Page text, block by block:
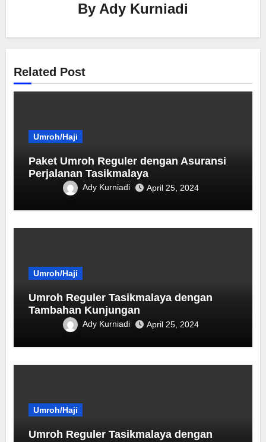
By Ady Kurniadi
Related Post
Umroh/Haji
Paket Umroh Reguler dengan Asuransi
Perjalanan Tasikmalaya
Ady Kurniadi April 25, 2024
Umroh/Haji
Umroh Reguler Tasikmalaya dengan
Tambahan Kunjungan
Ady Kurniadi April 25, 2024
Umroh/Haji
Umroh Reguler Tasikmalaya dengan